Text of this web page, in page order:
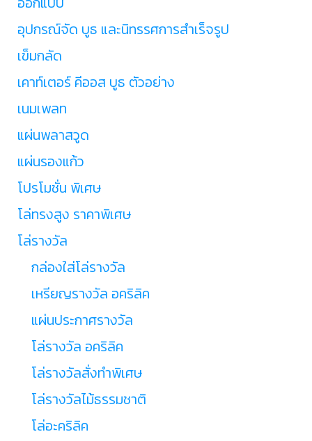
อุปกรณ์จัด บูธ และนิทรรศการสำเร็จรูป
เข็มกลัด
เคาท์เตอร์ คีออส บูธ ตัวอย่าง
เนมเพลท
แผ่นพลาสวูด
แผ่นรองแก้ว
โปรโมชั่น พิเศษ
โล่ทรงสูง ราคาพิเศษ
โล่รางวัล
กล่องใส่โล่รางวัล
เหรียญรางวัล อคริลิค
แผ่นประกาศรางวัล
โล่รางวัล อคริลิค
โล่รางวัลสั่งทำพิเศษ
โล่รางวัลไม้ธรรมชาติ
โล่อะคริลิค